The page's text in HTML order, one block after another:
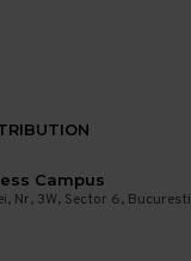
Campus
Nr, 3W, Sector 6, Bucuresti